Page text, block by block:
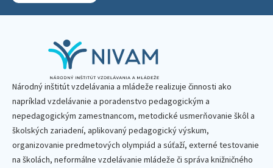
Národný inštitút vzdelávania a mládeže realizuje činnosti ako
napríklad vzdelávanie a poradenstvo pedagogickým a
nepedagogickým zamestnancom, metodické usmerňovanie škôl a
školských zariadení, aplikovaný pedagogický výskum,
organizovanie predmetových olympiád a súťaží, externé testovanie
na školách, neformálne vzdelávanie mládeže či správa knižničného